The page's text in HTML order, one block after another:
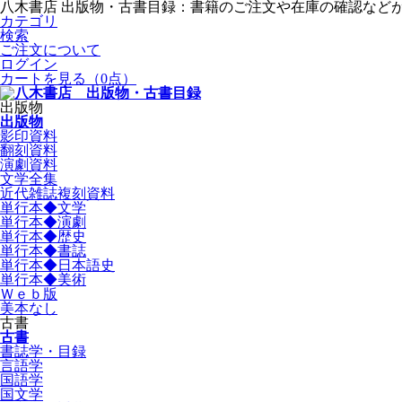
八木書店 出版物・古書目録：書籍のご注文や在庫の確認など
カテゴリ
検索
ご注文について
ログイン
カートを見る
（0点）
出版物
出版物
影印資料
翻刻資料
演劇資料
文学全集
近代雑誌複刻資料
単行本◆文学
単行本◆演劇
単行本◆歴史
単行本◆書誌
単行本◆日本語史
単行本◆美術
Ｗｅｂ版
美本なし
古書
古書
書誌学・目録
言語学
国語学
国文学